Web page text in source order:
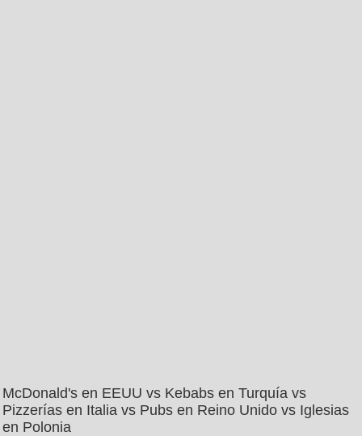
McDonald's en EEUU vs Kebabs en Turquía vs
Pizzerías en Italia vs Pubs en Reino Unido vs Iglesias
en Polonia